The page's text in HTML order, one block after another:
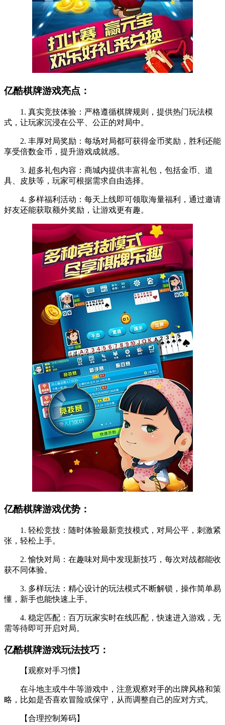
亿酷棋牌游戏亮点：
1. 真实竞技体验：严格遵循棋牌规则，提供热门玩法模
式，让玩家沉浸在公平、公正的对局中。
2. 丰厚对局奖励：每场对局都可获得金币奖励，胜利还能
享受倍数金币，提升游戏成就感。
3. 超多礼包内容：商城内提供丰富礼包，包括金币、道
具、皮肤等，玩家可根据需求自由选择。
4. 多样福利活动：每天上线即可领取海量福利，通过邀请
好友还能获取额外奖励，让游戏更有趣。
亿酷棋牌游戏优势：
1. 轻松竞技：随时体验最新竞技模式，对局公平，刺激紧
张，轻松上手。
2. 愉快对局：在趣味对局中发现新技巧，每次对战都能收
获不同体验。
3. 多样玩法：精心设计的玩法模式不断解锁，操作简单易
懂，新手也能快速上手。
4. 稳定匹配：百万玩家实时在线匹配，快速进入游戏，无
需等待即可开启对局。
亿酷棋牌游戏玩法技巧：
【观察对手习惯】
在斗地主或牛牛等游戏中，注意观察对手的出牌风格和策
略，比如是否喜欢冒险或保守，从而调整自己的应对方式。
【合理控制筹码】